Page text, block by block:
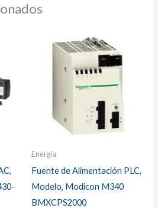
Energía
Fuente de Alimentación PLC,
Modelo, Modicon M340
BMXCPS2000